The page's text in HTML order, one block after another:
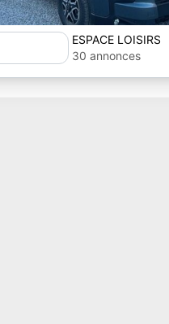
ESPACE LOISIRS
30 annonces